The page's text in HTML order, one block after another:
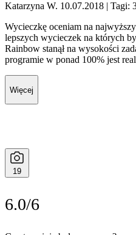
Katarzyna W. 10.07.2018 | Tagi:
Wycieczkę oceniam na
lepszych wycieczek na których
Rainbow stanął na wysokości
programie w ponad 100% jest
Więcej
19
6.0/6